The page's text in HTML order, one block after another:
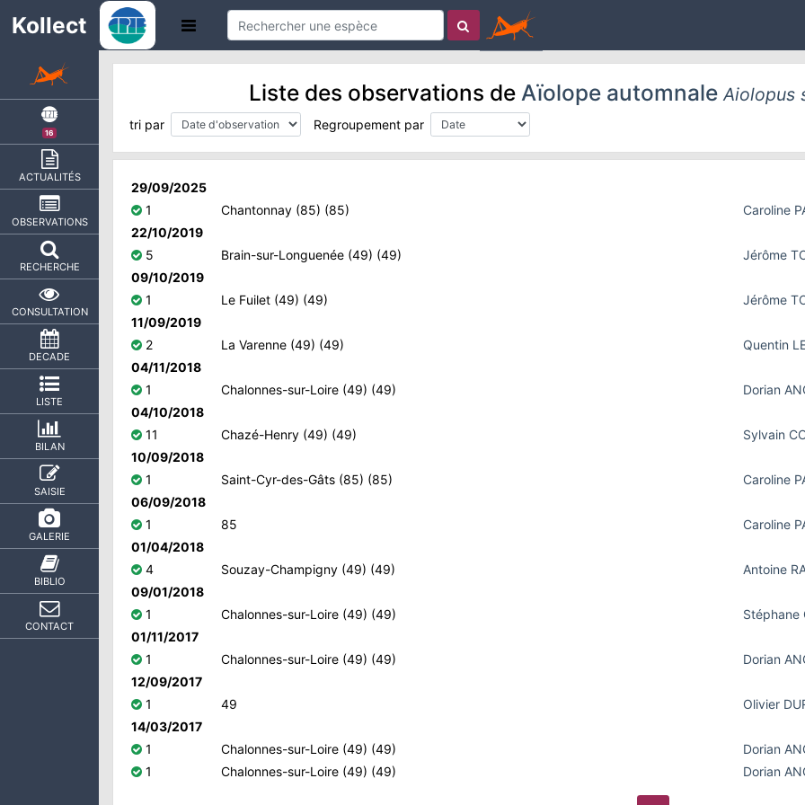
Kollect
16
ACTUALITÉS
OBSERVATIONS
RECHERCHE
CONSULTATION
DECADE
LISTE
BILAN
SAISIE
GALERIE
BIBLIO
CONTACT
Liste des observations de Aïolope automnaleAiolopus
tri par Regroupement par
29/09/2025
1
Chantonnay (85) (85)
Caroline
22/10/2019
5
Brain-sur-Longuenée (49) (49)
Jérôme
09/10/2019
1
Le Fuilet (49) (49)
Jérôme
11/09/2019
2
La Varenne (49) (49)
Quentin
04/11/2018
1
Chalonnes-sur-Loire (49) (49)
Dorian
04/10/2018
11
Chazé-Henry (49) (49)
Sylvain
10/09/2018
1
Saint-Cyr-des-Gâts (85) (85)
Caroline
06/09/2018
1
85
Caroline
01/04/2018
4
Souzay-Champigny (49) (49)
Antoine
09/01/2018
1
Chalonnes-sur-Loire (49) (49)
Stéphane
01/11/2017
1
Chalonnes-sur-Loire (49) (49)
Dorian
12/09/2017
1
49
Olivier
14/03/2017
1
Chalonnes-sur-Loire (49) (49)
Dorian
1
Chalonnes-sur-Loire (49) (49) Dorian